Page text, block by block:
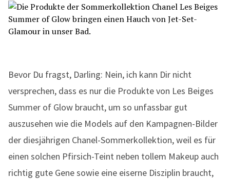
Bevor Du fragst, Darling: Nein, ich kann Dir nicht
versprechen, dass es nur die Produkte von Les Beiges
Summer of Glow braucht, um so unfassbar gut
auszusehen wie die Models auf den Kampagnen-Bilder
der diesjährigen Chanel-Sommerkollektion, weil es für
einen solchen Pfirsich-Teint neben tollem Makeup auch
richtig gute Gene sowie eine eiserne Disziplin braucht,